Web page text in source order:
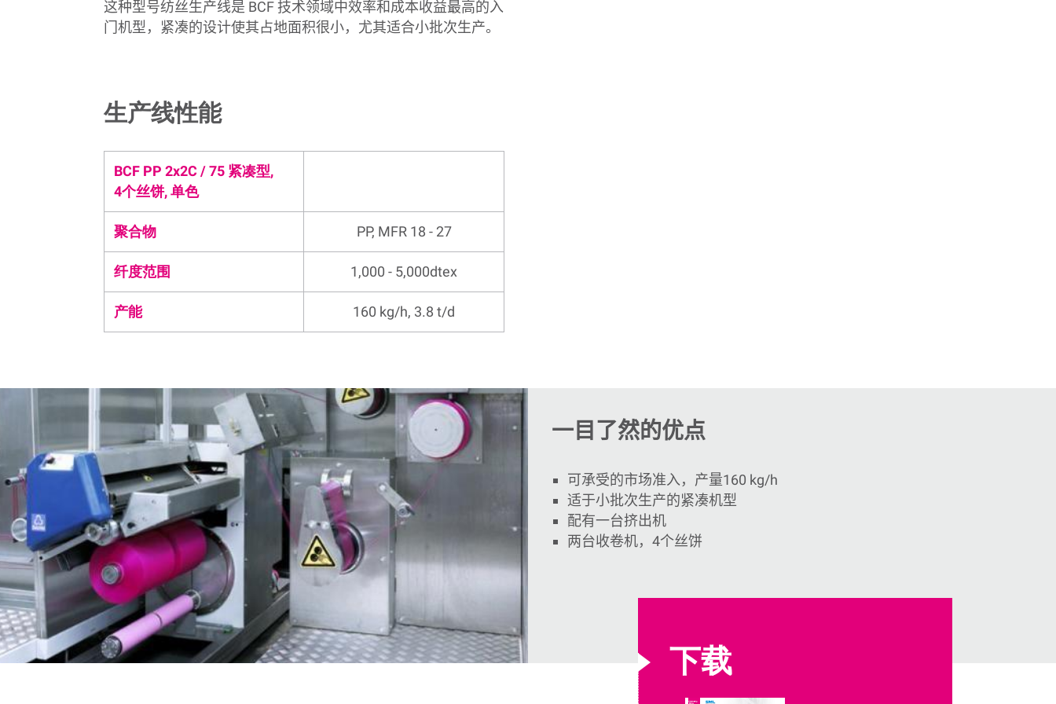
这种型号纺丝生产线是 BCF 技术领域中效率和成本收益最高的入
门机型，紧凑的设计使其占地面积很小，尤其适合小批次生产。
生产线性能
BCF PP 2x2C / 75 紧凑型,
4个丝饼, 单色
聚合物 PP, MFR 18 - 27
纤度范围 1,000 - 5,000dtex
产能 160 kg/h, 3.8 t/d
一目了然的优点
可承受的市场准入，产量160 kg/h
适于小批次生产的紧凑机型
配有一台挤出机
两台收卷机， 4个丝饼